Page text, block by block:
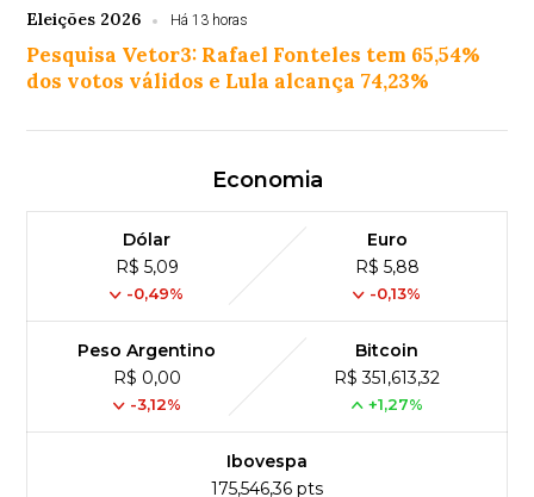
Eleições 2026 Há 13 horas
Pesquisa Vetor3: Rafael Fonteles tem 65,54%
dos votos válidos e Lula alcança 74,23%
Economia
Dólar
R$ 5,09
-0,49%
Euro
R$ 5,88
-0,13%
Peso Argentino
R$ 0,00
-3,12%
Bitcoin
R$ 351,613,32
+1,27%
Ibovespa
175,546,36 pts